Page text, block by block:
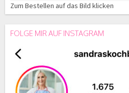
Zum Bestellen auf das Bild klicken
FOLGE MIR AUF INSTAGRAM